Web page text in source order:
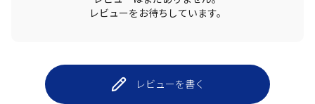
レビューをお待ちしています。
レビューを書く